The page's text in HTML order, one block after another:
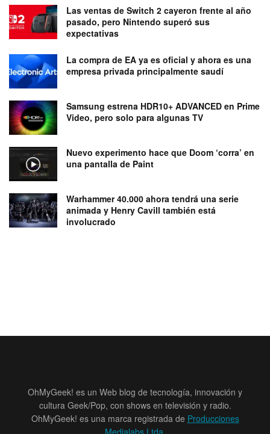
Las ventas de Switch 2 cayeron frente al año
pasado, pero Nintendo superó sus
expectativas
La compra de EA ya es oficial y ahora es una
empresa privada principalmente saudí
Samsung estrena HDR10+ ADVANCED en Prime
Video, pero solo para algunas TV
Nuevo experimento hace que Doom ‘corra’ en
una pantalla de Paint
Warhammer 40.000 ahora tendrá una serie
animada y Henry Cavill también está
involucrado
OhMyGeek! es un Web blog de tecnología, innovación y
cultura Geek/Pop, con shows en televisión y radio.
OhMyGeek! es una marca registrada de Producciones